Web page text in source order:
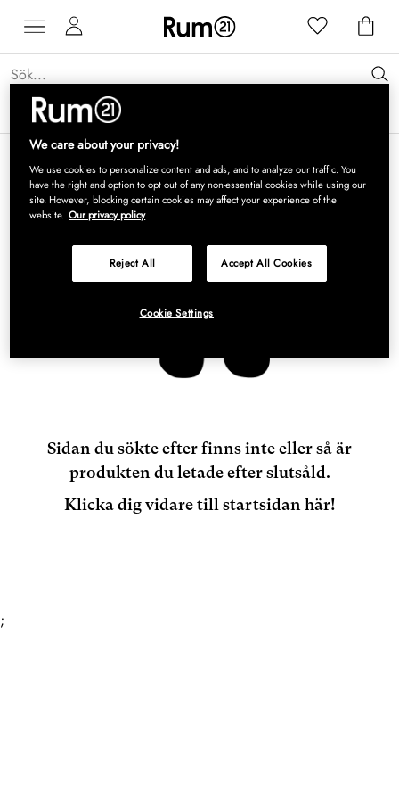
Få 15 % rabatt på Grythyttan Stålmöbler* →
Sidan du sökte efter finns inte eller så är
produkten du letade efter slutsåld.
Klicka dig vidare till startsidan här!
;
We care about your privacy!
We use cookies to personalize content and ads, and to analyze our traffic. You
have the right and option to opt out of any non-essential cookies while using our
site. However, blocking certain cookies may affect your experience of the
website. Our privacy policy
Reject All Accept All Cookies
Cookie Settings